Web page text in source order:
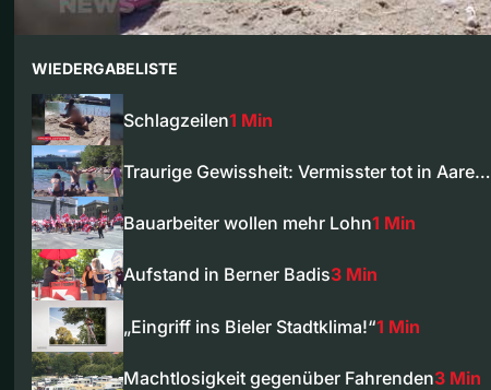
WIEDERGABELISTE
Schlagzeilen1 Min
Traurige Gewissheit: Vermisster tot in Aare…
Bauarbeiter wollen mehr Lohn1 Min
Aufstand in Berner Badis3 Min
„Eingriff ins Bieler Stadtklima!“1 Min
Machtlosigkeit gegenüber Fahrenden3 Min